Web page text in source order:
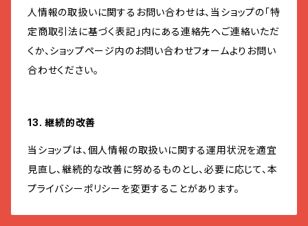
人情報の取扱いに関するお問い合わせは、当ショップの「特
定商取引法に基づく表記」内にある連絡先へご連絡いただ
くか、ショップページ内のお問い合わせフォームよりお問い
合わせください。
13. 継続的改善
当ショップは、個人情報の取扱いに関する運用状況を適宜
見直し、継続的な改善に努めるものとし、必要に応じて、本
プライバシーポリシーを変更することがあります。